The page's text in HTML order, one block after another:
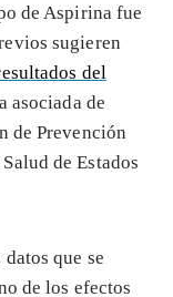
de Aspirina fue
sugieren
del
asociada de
de Prevención
de Estados
datos que se
de los efectos